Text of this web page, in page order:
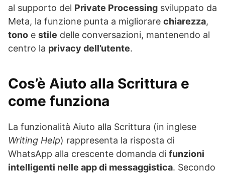
al supporto del Private Processing sviluppato da
Meta, la funzione punta a migliorare chiarezza,
tono e stile delle conversazioni, mantenendo al
centro la privacy dell’utente.
Cos’è Aiuto alla Scrittura e
come funziona
La funzionalità Aiuto alla Scrittura (in inglese
Writing Help) rappresenta la risposta di
WhatsApp alla crescente domanda di funzioni
intelligenti nelle app di messaggistica. Secondo